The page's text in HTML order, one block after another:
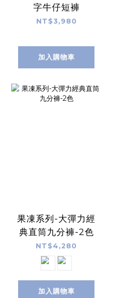
字牛仔短褲
NT$3,980
加入購物車
果凍系列-大彈力經
典直筒九分褲-2色
NT$4,280
加入購物車